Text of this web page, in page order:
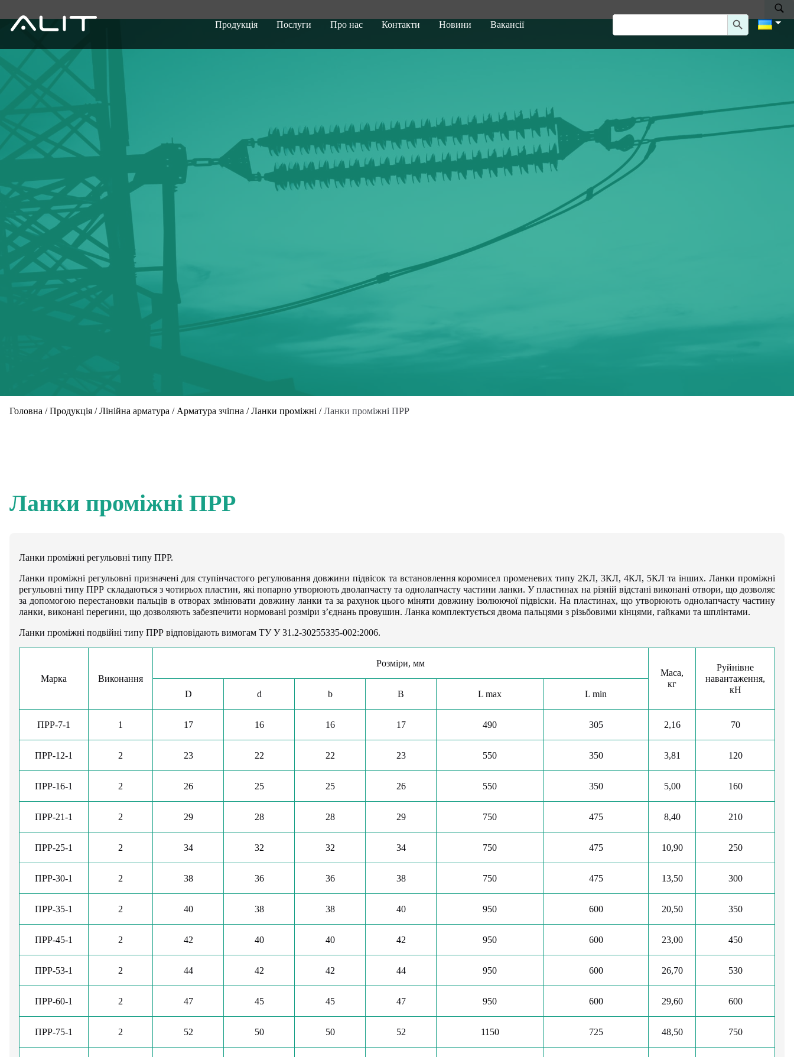
Продукція Послуги Про нас Контакти Новини Вакансії
Search
Search Button
Головна /Продукція /Лінійна арматура / Арматура зчіпна /Ланки проміжні /Ланки проміжні ПРР
Ланки проміжні ПРР
Ланки проміжні регульовні типу ПРР.
Ланки проміжні регульовні призначені для ступінчастого регулювання довжини підвісок та встановлення коромисел променевих типу 2КЛ, 3КЛ, 4КЛ, 5КЛ та інших. Ланки проміжні
регульовні типу ПРР складаються з чотирьох пластин, які попарно утворюють дволапчасту та однолапчасту частини ланки. У пластинах на різній відстані виконані отвори, що дозволяє
за допомогою перестановки пальців в отворах змінювати довжину ланки та за рахунок цього міняти довжину ізолюючої підвіски. На пластинах, що утворюють однолапчасту частину
ланки, виконані перегини, що дозволяють забезпечити нормовані розміри з’єднань провушин. Ланка комплектується двома пальцями з різьбовими кінцями, гайками та шплінтами.
Ланки проміжні подвійні типу ПРР відповідають вимогам ТУ У 31.2-30255335-002:2006.
Марка Виконання
Розміри, мм
Маса,
кг
Руйнівне
навантаження,
кН
D d b B L max L min
ПРР-7-1 1 17 16 16 17 490 305 2,16 70
ПРР-12-1 2 23 22 22 23 550 350 3,81 120
ПРР-16-1 2 26 25 25 26 550 350 5,00 160
ПРР-21-1 2 29 28 28 29 750 475 8,40 210
ПРР-25-1 2 34 32 32 34 750 475 10,90 250
ПРР-30-1 2 38 36 36 38 750 475 13,50 300
ПРР-35-1 2 40 38 38 40 950 600 20,50 350
ПРР-45-1 2 42 40 40 42 950 600 23,00 450
ПРР-53-1 2 44 42 42 44 950 600 26,70 530
ПРР-60-1 2 47 45 45 47 950 600 29,60 600
ПРР-75-1 2 52 50 50 52 1150 725 48,50 750